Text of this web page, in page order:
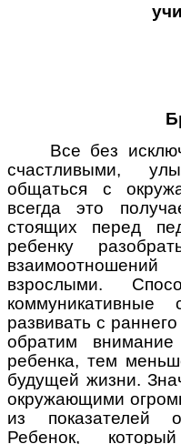
Все без
счастливыми,
общаться с
всегда это
стоящих перед
ребенку
взрослыми.
коммуникативные
развивать с
обратим
ребенка, тем
будущей жизни.
окружающими
из показателей
Ребенок,